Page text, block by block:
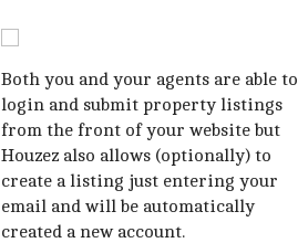
Both you and your agents are able to
login and submit property listings
from the front of your website but
Houzez also allows (optionally) to
create a listing just entering your
email and will be automatically
created a new account.